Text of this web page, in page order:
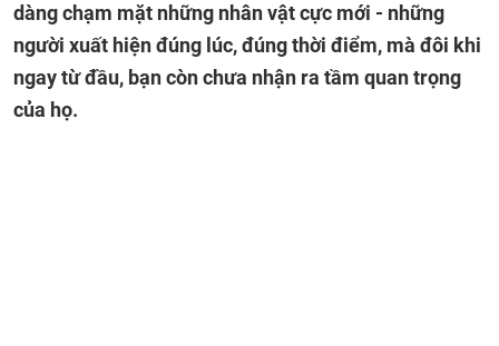
dàng chạm mặt những nhân vật cực mới - những
người xuất hiện đúng lúc, đúng thời điểm, mà đôi khi
ngay từ đầu, bạn còn chưa nhận ra tầm quan trọng
của họ.